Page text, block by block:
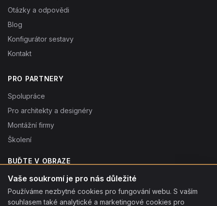
Otázky a odpovědi
Blog
Konfigurátor sestavy
Kontakt
PRO PARTNERY
Spolupráce
Pro architekty a designéry
Montážní firmy
Školení
BUĎTE V OBRAZE
Novinky o produktech, tipy a slevy. Typicky 1× týdně.
Odebírat
Vaše soukromí je pro nás důležité
Používáme nezbytné cookies pro fungování webu. S vaším
souhlasem také analytické a marketingové cookies pro